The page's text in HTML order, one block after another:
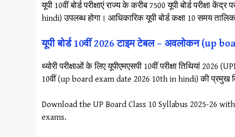
यूपी 10वीं बोर्ड परीक्षाएं राज्य के करीब 7500 यूपी बोर्ड
hindi) उपलब्ध होगा। आधिकारिक यूपी बोर्ड कक्षा 10 समय
यूपी बोर्ड 10वीं 2026 टाइम टेबल – अवलोकन
थ्योरी परीक्षाओं के लिए यूपीएमएसपी 10वीं परीक्षा तिथियां
10वीं (up board exam date 2026 10th in hindi) की
Download the UP Board Class 10 Syllabus 2025-26
exams.